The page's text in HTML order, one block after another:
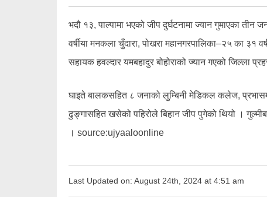
भदौ १३, पाल्पामा भएको जीप दुर्घटनामा ज्यान गुमाएका
वर्षीया मनकला चुँदारा, पोखरा महानगरपालिका–२५ का ३१
सहायक हवल्दार यमबहादुर बोहोराको ज्यान गएको जिल्ला
घाइते बालकसहित ८ जनाको लुम्बिनी मेडिकल कलेज,
ढुङ्गासहित खसेको पहिरोले बिहान जीप पुगेको थियो ।
। source:ujyaaloonline
Last Updated on: August 24th, 2024 at 4:51 am